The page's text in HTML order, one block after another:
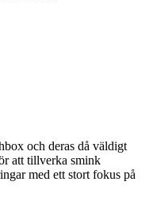
och deras då väldigt
att tillverka smink
med ett stort fokus på